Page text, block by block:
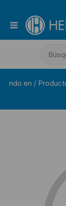
ndo en /